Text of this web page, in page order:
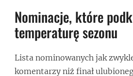
Nominacje, które
temperaturę sezonu
Lista nominowanych jak
komentarzy niż finał